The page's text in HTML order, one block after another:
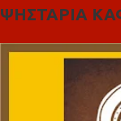
ΨΗΣΤΑΡΙΑ